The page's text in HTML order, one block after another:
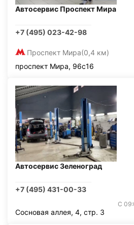
Автосервис Проспект Мира
+7 (495) 023-42-98
Проспект Мира(0,4 км)
проспект Мира, 96с16
Автосервис Зеленоград
+7 (495) 431-00-33
С
Сосновая аллея, 4, стр. 3